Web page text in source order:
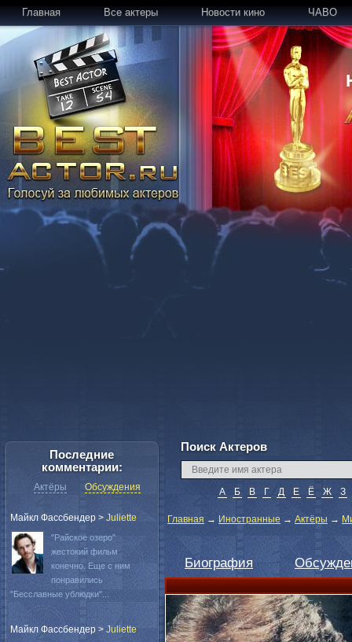
Главная Все актеры Новости кино ЧАВО
Поиск Актеров
А Б В Г Д Е Ё Ж З
Главная → Иностранные → Актёры →
Биография
Последние
комментарии:
Актёры Обсуждения
Майкл Фассбендер > Juliette
"Райское озеро"
жестокий фильм
конечно. Еще с ним
понравились
"Бесславные ублюдки"...
Майкл Фассбендер > Juliette